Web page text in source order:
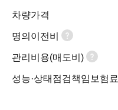
차량가격
명의이전비
관리비용(매도비)
성능·상태점검책임보험료